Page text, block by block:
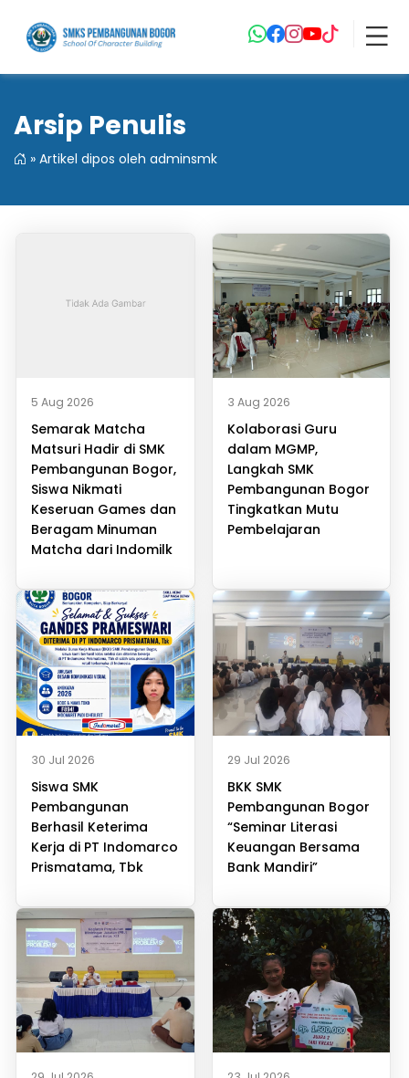
Arsip Penulis
» Artikel dipos oleh adminsmk
5 Aug 2026
Semarak Matcha
Matsuri Hadir di SMK
Pembangunan Bogor,
Siswa Nikmati
Keseruan Games dan
Beragam Minuman
Matcha dari Indomilk
3 Aug 2026
Kolaborasi Guru
dalam MGMP,
Langkah SMK
Pembangunan Bogor
Tingkatkan Mutu
Pembelajaran
30 Jul 2026
Siswa SMK
Pembangunan
Berhasil Keterima
Kerja di PT Indomarco
Prismatama, Tbk
29 Jul 2026
BKK SMK
Pembangunan Bogor
“Seminar Literasi
Keuangan Bersama
Bank Mandiri”